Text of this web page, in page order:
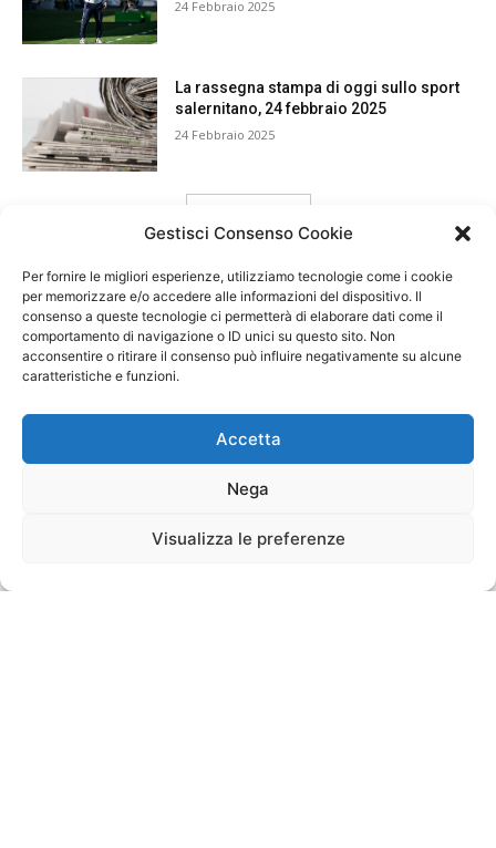
Gestisci Consenso Cookie
Per fornire le migliori esperienze, utilizziamo tecnologie come i cookie
per memorizzare e/o accedere alle informazioni del dispositivo. Il
consenso a queste tecnologie ci permetterà di elaborare dati come il
comportamento di navigazione o ID unici su questo sito. Non
acconsentire o ritirare il consenso può influire negativamente su alcune
caratteristiche e funzioni.
Accetta
Nega
Visualizza le preferenze
24 Febbraio 2025
La rassegna stampa di oggi sullo sport
salernitano, 24 febbraio 2025
24 Febbraio 2025